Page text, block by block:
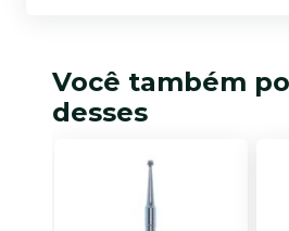
Você também
desses